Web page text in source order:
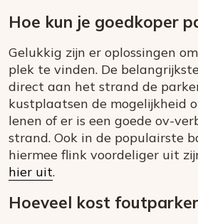
Hoe kun je goedkoper
Gelukkig zijn er oplossingen
plek te vinden. De
direct aan het strand de
kustplaatsen de mogelijkheid
lenen of er is een goede ov-
strand. Ook in de populairste
hiermee flink voordeliger uit
hier uit.
Hoeveel kost